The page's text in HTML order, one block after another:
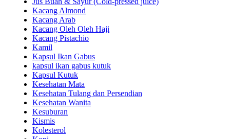
Kacang Almond
Kacang Arab
Kacang Oleh Oleh Haji
Kacang Pistachio
Kamil
Kapsul Ikan Gabus
kapsul ikan gabus kutuk
Kapsul Kutuk
Kesehatan Mata
Kesehatan Tulang dan Persendian
Kesehatan Wanita
Kesuburan
Kismis
Kolesterol